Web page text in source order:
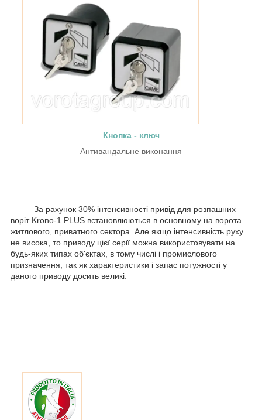
Кнопка - ключ
Антивандальне виконання
За рахунок 30% інтенсивності привід для розпашних
воріт Krono-1 PLUS встановлюються в основному на ворота
житлового, приватного сектора. Але якщо інтенсивність руху
не висока, то приводу цієї серії можна використовувати на
будь-яких типах об'єктах, в тому числі і промислового
призначення, так як характеристики і запас потужності у
даного приводу досить великі.